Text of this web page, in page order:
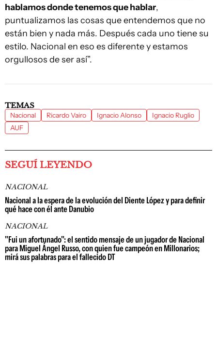
hablamos donde tenemos que hablar,
puntualizamos las cosas que entendemos que no
están bien y nada más. Después cada uno tiene su
estilo. Nacional en eso es diferente y estamos
orgullosos de ser así”.
TEMAS
Nacional Ricardo Vairo Ignacio Alonso
Ignacio Ruglio
AUF
SEGUÍ LEYENDO
NACIONAL
Nacional a la espera de la evolución del Diente López y para definir
qué hace con él ante Danubio
NACIONAL
"Fui un afortunado": el sentido mensaje de un jugador de Nacional
para Miguel Ángel Russo, con quien fue campeón en Millonarios;
mirá sus palabras para el fallecido DT